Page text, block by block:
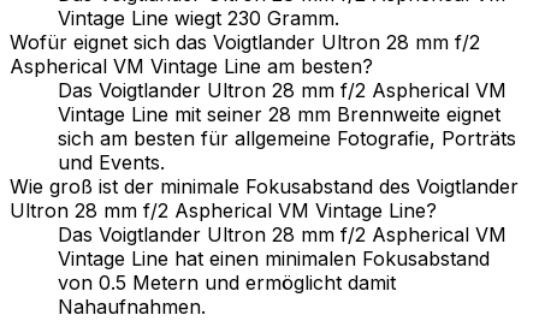
Vintage Line wiegt 230 Gramm.
Wofür eignet sich das Voigtlander Ultron 28 mm f/2
Aspherical VM Vintage Line am besten?
Das Voigtlander Ultron 28 mm f/2 Aspherical VM
Vintage Line mit seiner 28 mm Brennweite eignet
sich am besten für allgemeine Fotografie, Porträts
und Events.
Wie groß ist der minimale Fokusabstand des Voigtlander
Ultron 28 mm f/2 Aspherical VM Vintage Line?
Das Voigtlander Ultron 28 mm f/2 Aspherical VM
Vintage Line hat einen minimalen Fokusabstand
von 0.5 Metern und ermöglicht damit
Nahaufnahmen.